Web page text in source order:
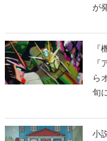
が
ら
旬
小